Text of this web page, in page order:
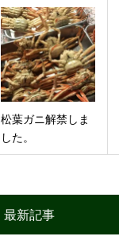
松葉ガニ解禁しま
した。
最新記事